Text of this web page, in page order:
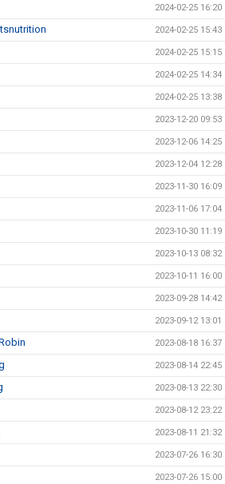
2024-02-25 16:20
2024-02-25 15:43
2024-02-25 15:15
2024-02-25 14:34
2024-02-25 13:38
2023-12-20 09:53
2023-12-06 14:25
2023-12-04 12:28
2023-11-30 16:09
2023-11-06 17:04
2023-10-30 11:19
2023-10-13 08:32
2023-10-11 16:00
2023-09-28 14:42
2023-09-12 13:01
2023-08-18 16:37
2023-08-14 22:45
2023-08-13 22:30
2023-08-12 23:22
2023-08-11 21:32
2023-07-26 16:30
2023-07-26 15:00